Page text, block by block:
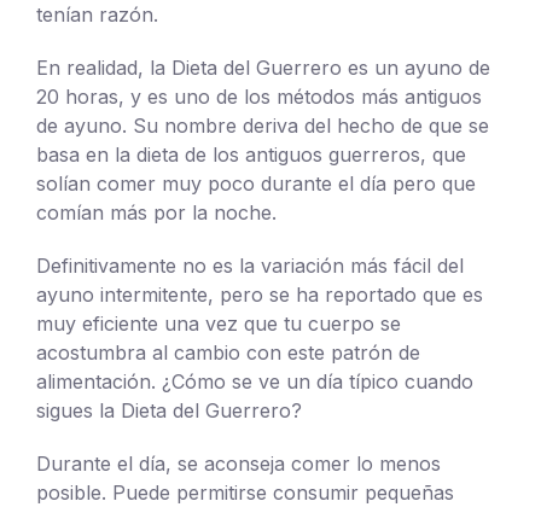
tenían razón.
En realidad, la Dieta del Guerrero es un ayuno de
20 horas, y es uno de los métodos más antiguos
de ayuno. Su nombre deriva del hecho de que se
basa en la dieta de los antiguos guerreros, que
solían comer muy poco durante el día pero que
comían más por la noche.
Definitivamente no es la variación más fácil del
ayuno intermitente, pero se ha reportado que es
muy eficiente una vez que tu cuerpo se
acostumbra al cambio con este patrón de
alimentación. ¿Cómo se ve un día típico cuando
sigues la Dieta del Guerrero?
Durante el día, se aconseja comer lo menos
posible. Puede permitirse consumir pequeñas